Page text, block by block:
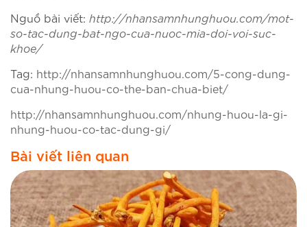
Nguồ bài viết: http://nhansamnhunghuou.com/mot-
so-tac-dung-bat-ngo-cua-nuoc-mia-doi-voi-suc-
khoe/
Tag: http://nhansamnhunghuou.com/5-cong-dung-
cua-nhung-huou-co-the-ban-chua-biet/
http://nhansamnhunghuou.com/nhung-huou-la-gi-
nhung-huou-co-tac-dung-gi/
Bài viết liên quan